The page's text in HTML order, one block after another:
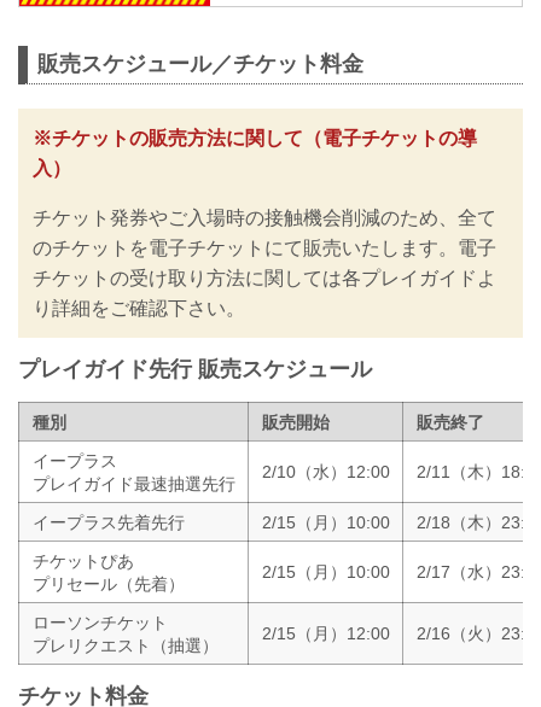
い。
RIZINではイベント開催に際し、日本スポ
ーツ協会が作成した「スポーツイベント
の再開に向けた感染拡大予防ガイドライ
ン」に基づき、新型コロナウイルス感染
っておりますので、ご案内いたします。
皆さまには大変ご不便をおかけいたしま
すが、安心してご来場・ご観戦いただけ
ますよう努めてまいりますので、何卒ご
理解とご協力のほどよろしくお願いいた
します。
※なおこれらの内容は、今後...
販売スケジュール／チケット料金
※チケットの販売方法に関して（電子チケットの導
入）
チケット発券やご入場時の接触機会削減のため、全て
のチケットを電子チケットにて販売いたします。電子
チケットの受け取り方法に関しては各プレイガイドよ
り詳細をご確認下さい。
プレイガイド先行 販売スケジュール
種別 販売開始
販売終了
イープラス
プレイガイド最速抽選先行
2/10（水）12:00 2/11（木）
イープラス先着先行 2/15（月）10:00
2/18（木）
チケットぴあ
プリセール（先着）
2/15（月）10:00 2/17（水）
ローソンチケット
プレリクエスト（抽選）
2/15（月）12:00 2/16（火）
チケット料金